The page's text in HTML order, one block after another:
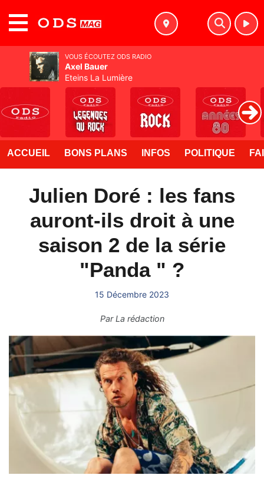
ACCUEIL BONS PLANS INFOS POLITIQUE
Julien Doré : les fans
auront-ils droit à une
saison 2 de la série
"Panda " ?
15 Décembre 2023
ParLa rédaction
VOUS ÉCOUTEZ ODS RADIO
Axel Bauer
Eteins La Lumière